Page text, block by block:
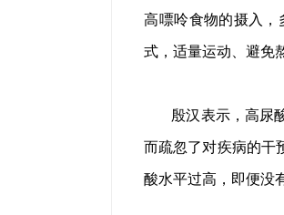
高嘌呤食物的摄入，
式，适量运动、避免
殷汉表示，高尿
而疏忽了对疾病的干
酸水平过高，即便没